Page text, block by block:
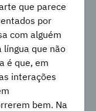
que parece
por
com alguém
língua que não
é que, em
interações
bem. Na